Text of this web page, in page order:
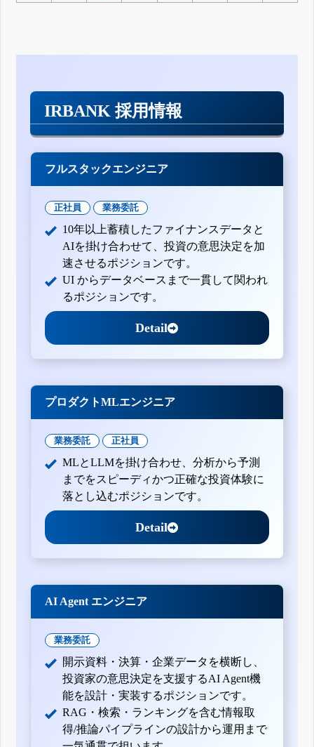
IRBANK 採用情報
フルスタックエンジニア
正社員 業務委託
10年以上蓄積したファイナンスデータと
AIを掛け合わせて、投資の意思決定を加
速させるポジションです。
UI からデータベースまで一貫して関われ
るポジションです。
Detail
プロダクトMLエンジニア
業務委託 正社員
MLとLLMを掛け合わせ、分析から予測
までをスピーディかつ正確な投資体験に
落とし込むポジションです。
Detail
AI Agent エンジニア
業務委託
開示資料・決算・企業データを横断し、
投資家の意思決定を支援するAI Agent機
能を設計・実装するポジションです。
RAG・検索・ランキングを含む情報取
得/推論パイプラインの設計から運用まで